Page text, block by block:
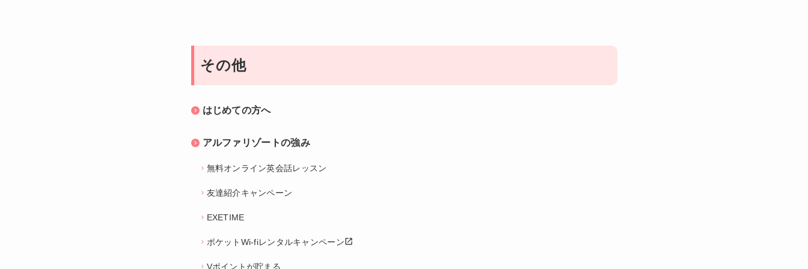
その他
はじめての方へ
アルファリゾートの強み
無料オンライン英会話レッスン
友達紹介キャンペーン
EXETIME
ポケットWi-fiレンタルキャンペーン
Vポイントが貯まる